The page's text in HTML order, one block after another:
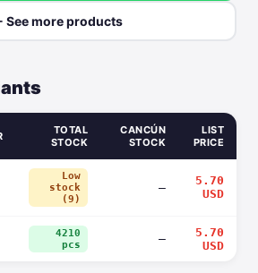
See more products
TOTAL
STOCK
CANCÚN
STOCK
LIST
PRICE
Low
stock
(9)
—
5.70
USD
4210
pcs
—
5.70
USD